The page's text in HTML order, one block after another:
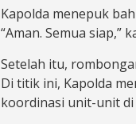
Kapolda menepuk
“Aman. Semua siap,”
Setelah itu,
Di titik ini, Kapolda
koordinasi unit-unit